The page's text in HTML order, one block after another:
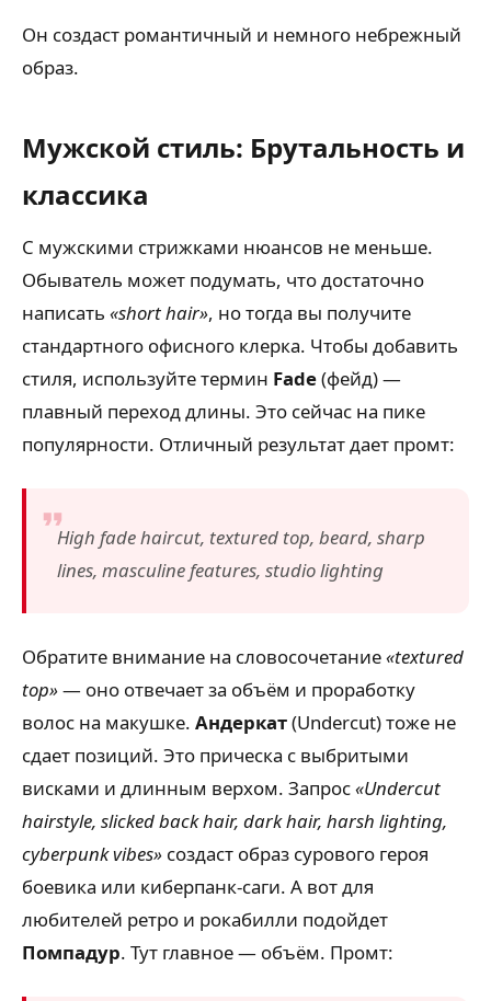
Он создаст романтичный и немного небрежный
образ.
Мужской стиль: Брутальность и
классика
С мужскими стрижками нюансов не меньше.
Обыватель может подумать, что достаточно
написать «short hair», но тогда вы получите
стандартного офисного клерка. Чтобы добавить
стиля, используйте термин Fade(фейд) —
плавный переход длины. Это сейчас на пике
популярности. Отличный результат дает промт:
High fade haircut, textured top, beard, sharp
lines, masculine features, studio lighting
Обратите внимание на словосочетание«textured
top»— оно отвечает за объём и проработку
волос на макушке. Андеркат(Undercut) тоже не
сдает позиций. Это прическа с выбритыми
висками и длинным верхом. Запрос«Undercut
hairstyle, slicked back hair, dark hair, harsh lighting,
cyberpunk vibes» создаст образ сурового героя
боевика или киберпанк-саги. А вот для
любителей ретро и рокабилли подойдет
Помпадур. Тут главное — объём. Промт: